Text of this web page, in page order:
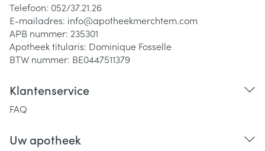
Telefoon: 052/37.21.26
E-mailadres: info@apotheekmerchtem.com
APB nummer: 235301
Apotheek titularis: Dominique Fosselle
BTW nummer: BE0447511379
Klantenservice
FAQ
Uw apotheek